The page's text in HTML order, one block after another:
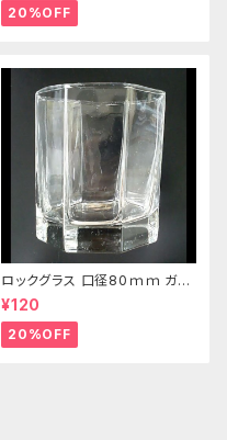
20%OFF
ロックグラス 口径80ｍｍ ガラ
ス製 220cc
¥120
20%OFF